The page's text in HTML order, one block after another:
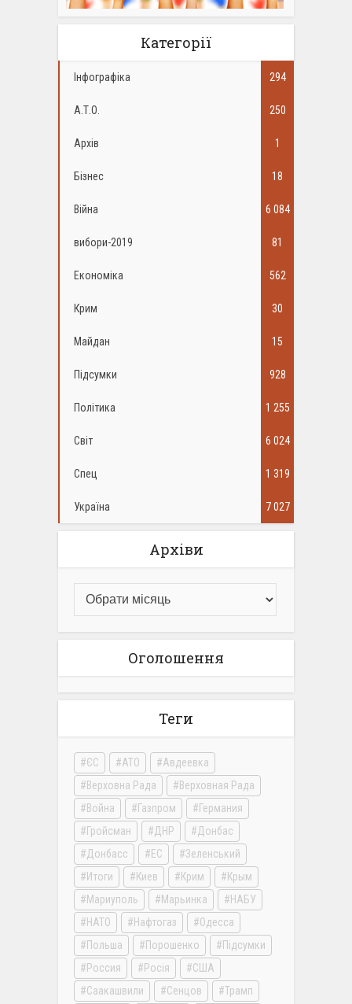
Категорії
Інфографіка 294
А.Т.О. 250
Архів 1
Бізнес 18
Війна 6 084
вибори-2019 81
Економіка 562
Крим 30
Майдан 15
Підсумки 928
Політика 1 255
Світ 6 024
Спец 1 319
Україна 7 027
Архіви
Оголошення
Теги
ЄС АТО
Авдеевка
Верховна Рада
Верховная Рада
Война
Газпром
Германия
Гройсман
ДНР
Донбас
Донбасс
ЕС
Зеленський
Итоги
Киев Крим
Крым
Мариуполь
Марьинка
НАБУ
НАТО
Нафтогаз
Одесса
Польша
Порошенко
Підсумки
Россия
Росія
США
Саакашвили
Сенцов Трамп